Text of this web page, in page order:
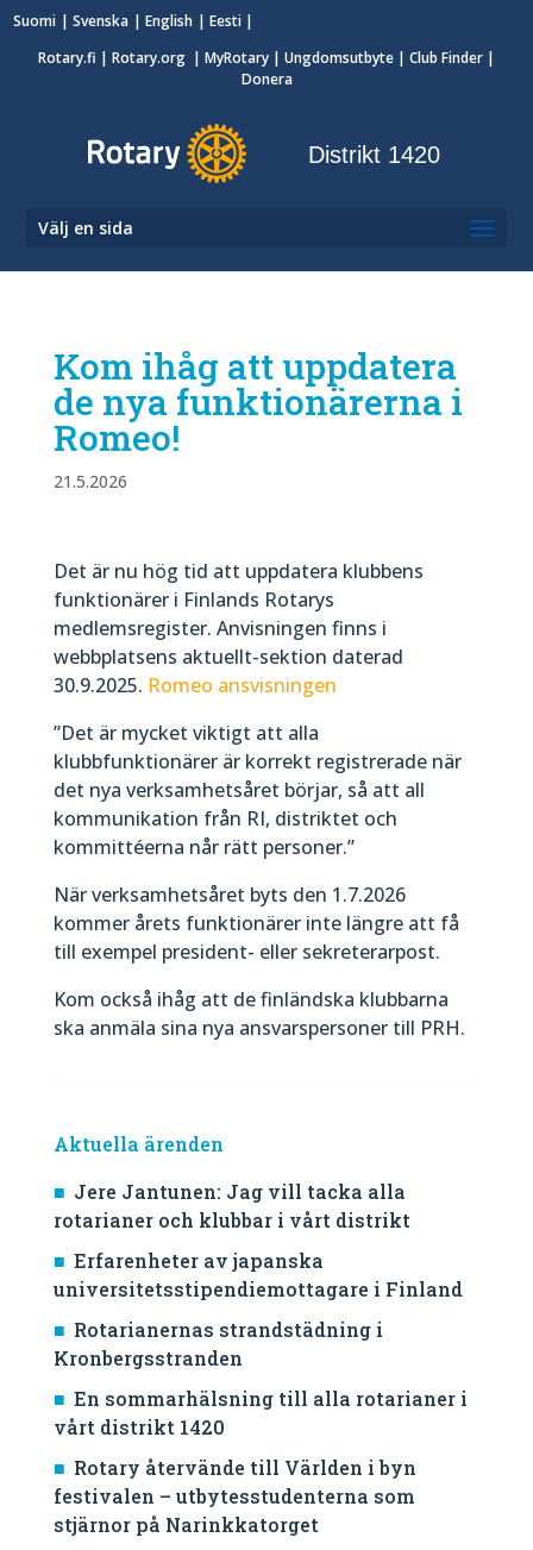
Suomi Svenska English
Eesti
Rotary.fi | Rotary.org | MyRotary | Ungdomsutbyte | Club Finder |
Donera
Distrikt 1420
Välj en sida
Kom ihåg att uppdatera
de nya funktionärerna i
Romeo!
21.5.2026
Det är nu hög tid att uppdatera klubbens
funktionärer i Finlands Rotarys
medlemsregister. Anvisningen finns i
webbplatsens aktuellt-sektion daterad
30.9.2025. Romeo ansvisningen
”Det är mycket viktigt att alla
klubbfunktionärer är korrekt registrerade när
det nya verksamhetsåret börjar, så att all
kommunikation från RI, distriktet och
kommittéerna når rätt personer.”
När verksamhetsåret byts den 1.7.2026
kommer årets funktionärer inte längre att få
till exempel president- eller sekreterarpost.
Kom också ihåg att de finländska klubbarna
ska anmäla sina nya ansvarspersoner till PRH.
Aktuella ärenden
Jere Jantunen: Jag vill tacka alla
rotarianer och klubbar i vårt distrikt
Erfarenheter av japanska
universitetsstipendiemottagare i Finland
Rotarianernas strandstädning i
Kronbergsstranden
En sommarhälsning till alla rotarianer i
vårt distrikt 1420
Rotary återvände till Världen i byn
festivalen – utbytesstudenterna som
stjärnor på Narinkkatorget